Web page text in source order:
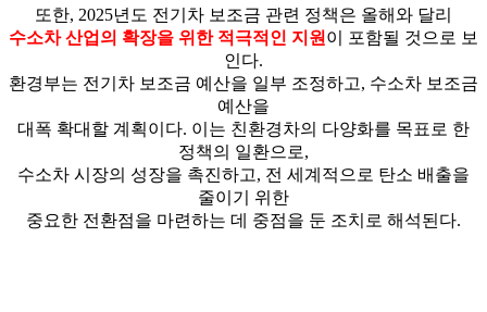
또한, 2025년도 전기차 보조금 관련 정책은 올해와 달리
수소차 산업의 확장을 위한 적극적인 지원 이 포함될 것으로 보
인다.
환경부는 전기차 보조금 예산을 일부 조정하고, 수소차 보조금
예산을
대폭 확대할 계획이다. 이는 친환경차의 다양화를 목표로 한
정책의 일환으로,
수소차 시장의 성장을 촉진하고, 전 세계적으로 탄소 배출을
줄이기 위한
중요한 전환점을 마련하는 데 중점을 둔 조치로 해석된다.